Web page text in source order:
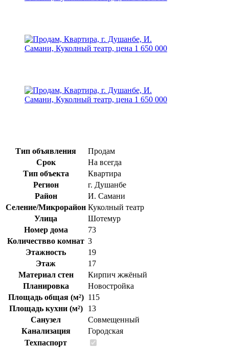
Тип объявления
Продам
Срок
На всегда
Тип объекта
Квартира
Регион
г. Душанбе
Район
И. Самани
Селение/Микрорайон Куколный театр
Улица
Шотемур
Номер дома
73
Количествво комнат 3
Этажность
19
Этаж
17
Материал стен
Кирпич жжёный
Планировка
Новостройка
Площадь общая (м²) 115
Площадь кухни (м²)
13
Санузел
Совмещенный
Канализация
Городская
Техпаспорт